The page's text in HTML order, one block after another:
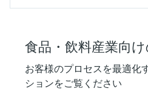
食品・飲料産業向
お客様のプロセスを最適化
ションをご覧ください